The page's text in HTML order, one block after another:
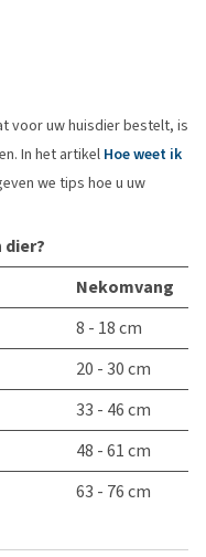
voor uw huisdier bestelt, is
In het artikel Hoe weet ik
we tips hoe u uw
dier?
Nekomvang
8 - 18 cm
20 - 30 cm
33 - 46 cm
48 - 61 cm
63 - 76 cm